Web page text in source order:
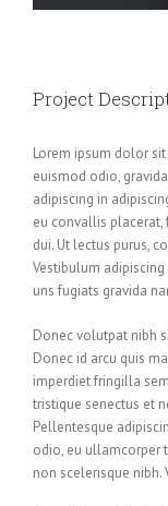
Project
Lorem ipsum dolor
euismod odio,
adipiscing in
eu convallis
dui. Ut lectus purus,
Vestibulum
uns fugiats gravida
Donec volutpat nibh
Donec id arcu quis
imperdiet fringilla
tristique senectus et
Pellentesque
odio, eu ullamcorper
non scelerisque nibh.